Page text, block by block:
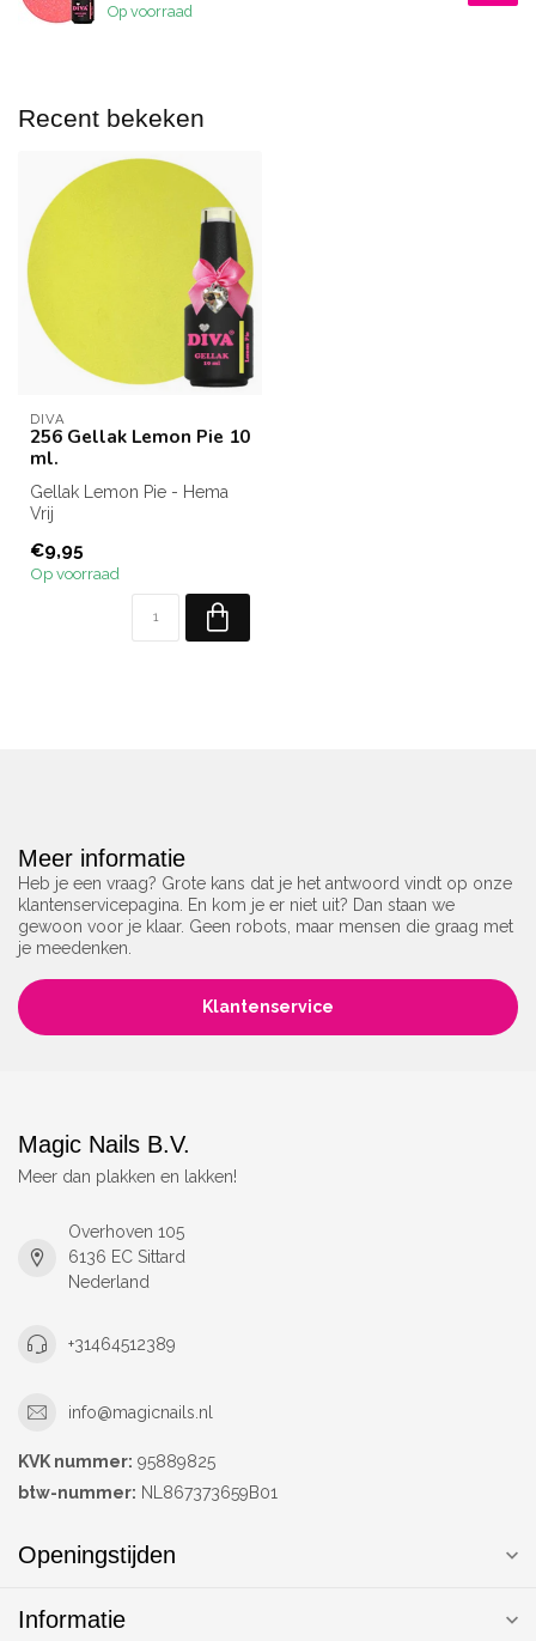
Op voorraad
Recent bekeken
DIVA
256 Gellak Lemon Pie 10
ml.
Gellak Lemon Pie - Hema
Vrij
€9,95
Op voorraad
Meer informatie
Heb je een vraag? Grote kans dat je het antwoord vindt op onze
klantenservicepagina. En kom je er niet uit? Dan staan we
gewoon voor je klaar. Geen robots, maar mensen die graag met
je meedenken.
Klantenservice
Magic Nails B.V.
Meer dan plakken en lakken!
Overhoven 105
6136 EC Sittard
Nederland
+31464512389
info@magicnails.nl
KVK nummer: 95889825
btw-nummer: NL867373659B01
Openingstijden
Informatie